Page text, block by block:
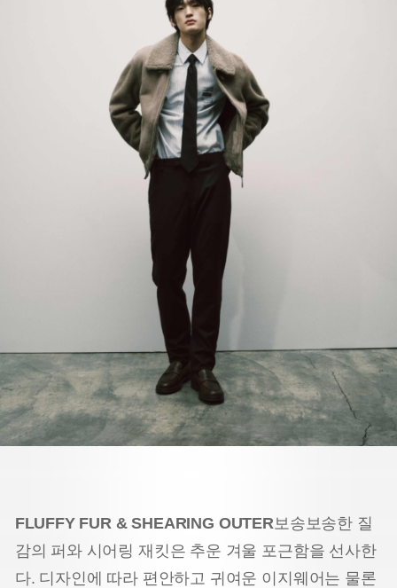
FLUFFY FUR & SHEARING OUTER 보송보송한 질
감의 퍼와 시어링 재킷은 추운 겨울 포근함을 선사한
다. 디자인에 따라 편안하고 귀여운 이지웨어는 물론